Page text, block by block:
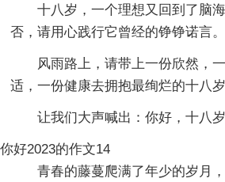
十八岁，一个理想又回到了脑
否，请用心践行它曾经的铮铮诺言。
风雨路上，请带上一份欣然，
适，一份健康去拥抱最绚烂的十八岁
让我们大声喊出：你好，十八岁
你好2023的作文14
青春的藤蔓爬满了年少的岁月